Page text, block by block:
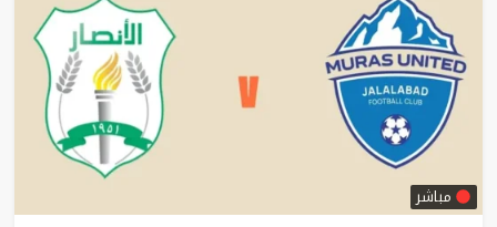
مباشر